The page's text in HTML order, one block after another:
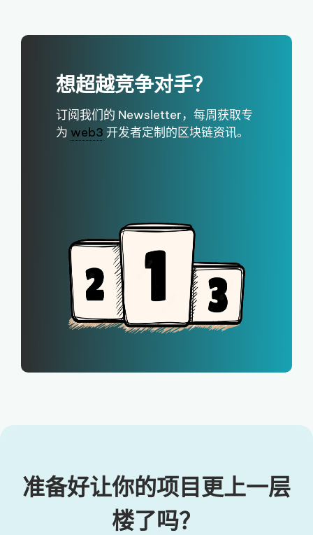
想超越竞争对手？
订阅我们的 Newsletter，每周获取专
为 web3 开发者定制的区块链资讯。
准备好让你的项目更上一层
楼了吗？